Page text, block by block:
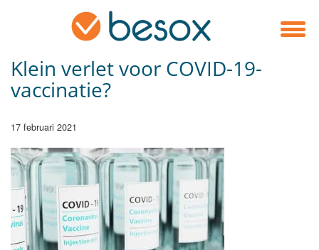
Klein verlet voor COVID-19-
vaccinatie?
17 februari 2021